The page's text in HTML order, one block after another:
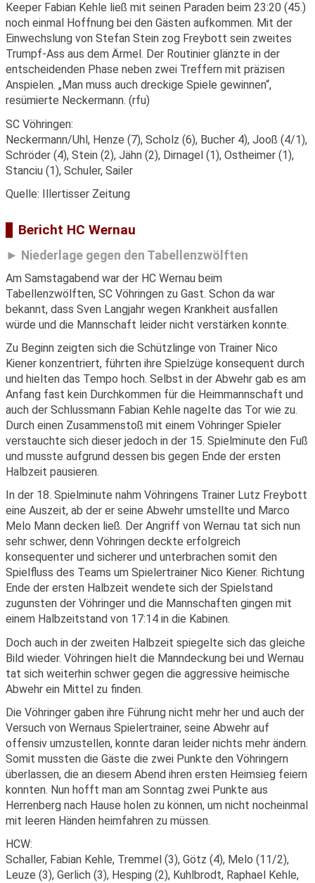
Keeper Fabian Kehle ließ mit seinen Paraden beim 23:20 (45.)
noch einmal Hoffnung bei den Gästen aufkommen. Mit der
Einwechslung von Stefan Stein zog Freybott sein zweites
Trumpf-Ass aus dem Ärmel. Der Routinier glänzte in der
entscheidenden Phase neben zwei Treffern mit präzisen
Anspielen. „Man muss auch dreckige Spiele gewinnen“,
resümierte Neckermann. (rfu)
SC Vöhringen:
Neckermann/Uhl, Henze (7), Scholz (6), Bucher 4), Jooß (4/1),
Schröder (4), Stein (2), Jähn (2), Dirnagel (1), Ostheimer (1),
Stanciu (1), Schuler, Sailer
Quelle: Illertisser Zeitung
Bericht HC Wernau
Niederlage gegen den Tabellenzwölften
Am Samstagabend war der HC Wernau beim
Tabellenzwölften, SC Vöhringen zu Gast. Schon da war
bekannt, dass Sven Langjahr wegen Krankheit ausfallen
würde und die Mannschaft leider nicht verstärken konnte.
Zu Beginn zeigten sich die Schützlinge von Trainer Nico
Kiener konzentriert, führten ihre Spielzüge konsequent durch
und hielten das Tempo hoch. Selbst in der Abwehr gab es am
Anfang fast kein Durchkommen für die Heimmannschaft und
auch der Schlussmann Fabian Kehle nagelte das Tor wie zu.
Durch einen Zusammenstoß mit einem Vöhringer Spieler
verstauchte sich dieser jedoch in der 15. Spielminute den Fuß
und musste aufgrund dessen bis gegen Ende der ersten
Halbzeit pausieren.
In der 18. Spielminute nahm Vöhringens Trainer Lutz Freybott
eine Auszeit, ab der er seine Abwehr umstellte und Marco
Melo Mann decken ließ. Der Angriff von Wernau tat sich nun
sehr schwer, denn Vöhringen deckte erfolgreich
konsequenter und sicherer und unterbrachen somit den
Spielfluss des Teams um Spielertrainer Nico Kiener. Richtung
Ende der ersten Halbzeit wendete sich der Spielstand
zugunsten der Vöhringer und die Mannschaften gingen mit
einem Halbzeitstand von 17:14 in die Kabinen.
Doch auch in der zweiten Halbzeit spiegelte sich das gleiche
Bild wieder. Vöhringen hielt die Manndeckung bei und Wernau
tat sich weiterhin schwer gegen die aggressive heimische
Abwehr ein Mittel zu finden.
Die Vöhringer gaben ihre Führung nicht mehr her und auch der
Versuch von Wernaus Spielertrainer, seine Abwehr auf
offensiv umzustellen, konnte daran leider nichts mehr ändern.
Somit mussten die Gäste die zwei Punkte den Vöhringern
überlassen, die an diesem Abend ihren ersten Heimsieg feiern
konnten. Nun hofft man am Sonntag zwei Punkte aus
Herrenberg nach Hause holen zu können, um nicht nocheinmal
mit leeren Händen heimfahren zu müssen.
HCW:
Schaller, Fabian Kehle, Tremmel (3), Götz (4), Melo (11/2),
Leuze (3), Gerlich (3), Hesping (2), Kuhlbrodt, Raphael Kehle,